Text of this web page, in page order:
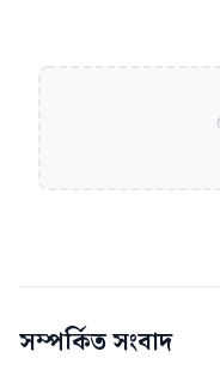
সম্পর্কিত সংবাদ